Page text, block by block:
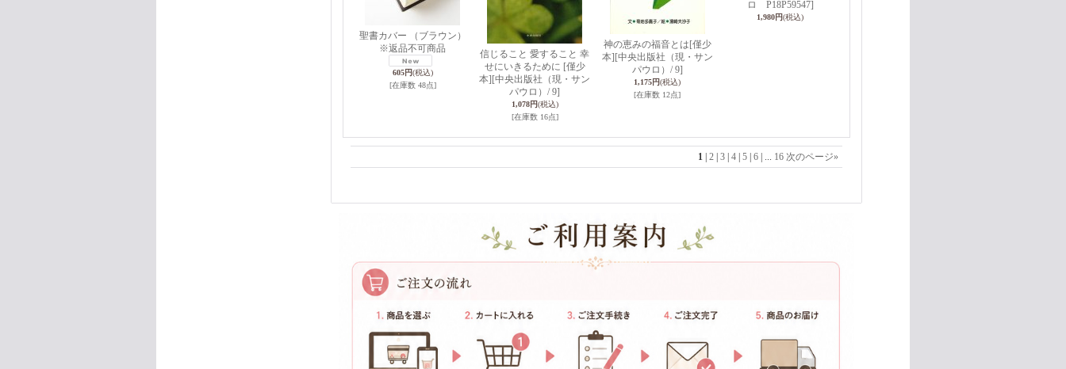
聖書カバー （ブラウン）
※返品不可商品
605円(税込)
[在庫数 48点]
信じること 愛すること 幸
せにいきるために [僅少
本] [中央出版社（現・サン
パウロ）/ 9]
1,078円(税込)
[在庫数 16点]
神の恵みの福音とは[僅少
本] [中央出版社（現・サン
パウロ）/ 9]
1,175円(税込)
[在庫数 12点]
ロ P18P59547]
1,980円(税込)
1 2 3 4 5 6 ... 16 次のページ»